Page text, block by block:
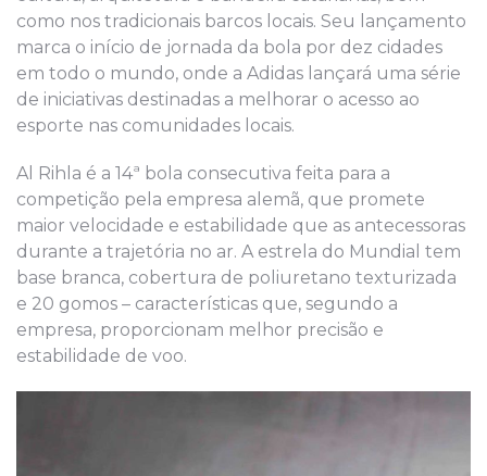
como nos tradicionais barcos locais. Seu lançamento
marca o início de jornada da bola por dez cidades
em todo o mundo, onde a Adidas lançará uma série
de iniciativas destinadas a melhorar o acesso ao
esporte nas comunidades locais.
Al Rihla é a 14ª bola consecutiva feita para a
competição pela empresa alemã, que promete
maior velocidade e estabilidade que as antecessoras
durante a trajetória no ar. A estrela do Mundial tem
base branca, cobertura de poliuretano texturizada
e 20 gomos – características que, segundo a
empresa, proporcionam melhor precisão e
estabilidade de voo.